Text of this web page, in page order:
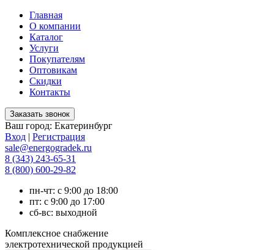
Главная
О компании
Каталог
Услуги
Покупателям
Оптовикам
Скидки
Контакты
Ваш город: Екатеринбург
Вход | Регистрация
sale@energogradek.ru
8 (343) 243-65-31
8 (800) 600-29-82
пн-чт: с 9:00 до 18:00
пт: с 9:00 до 17:00
сб-вс: выходной
Комплексное снабжение
электротехнической продукцией